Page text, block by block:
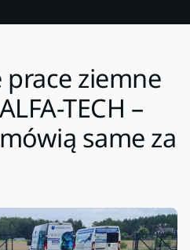
ziemne
TECH –
same za